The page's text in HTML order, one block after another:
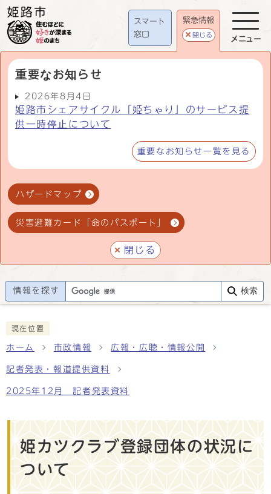
スマート
窓口
緊急情報
閉じる
重要なお知らせ
2026年8月4日
姫路市シェアサイクル「姫ちゃり」のサービス提
供一時停止について
重要なお知らせ一覧を見る
ハザードマップ
災害避難カード「命のパスポート」
閉じる
メニュー
情報を探す 検索
現在位置
ホーム 市政情報 広報・広聴・情報公開
記者発表・報道提供資料
2025年12月 記者発表資料
姫カツクラブ登録団体の状況に
ついて